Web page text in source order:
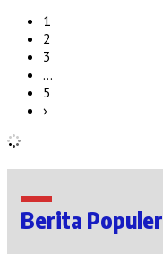
1
2
3
…
5
›
Berita Populer